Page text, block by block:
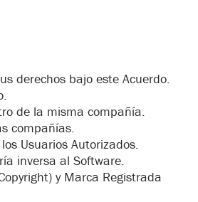
derechos bajo este Acuerdo.
de la misma compañía.
compañías.
Usuarios Autorizados.
inversa al Software.
y Marca Registrada